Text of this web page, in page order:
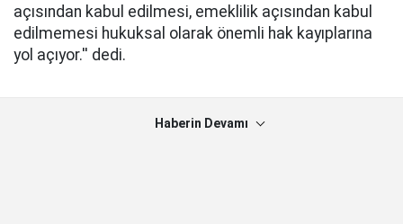
açısından kabul edilmesi, emeklilik açısından kabul
edilmemesi hukuksal olarak önemli hak kayıplarına
yol açıyor.'' dedi.
Haberin Devamı